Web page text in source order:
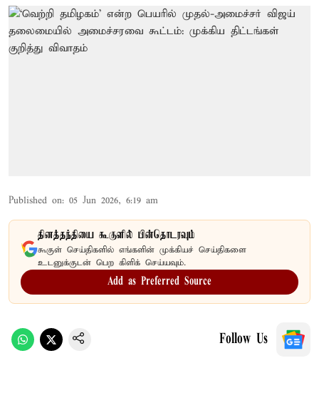
Published on: 05 Jun 2026, 6:19 am
தினத்தந்தியை கூகுளில் பின்தொடரவும்
கூகுள் செய்திகளில் எங்களின் முக்கியச் செய்திகளை
உடனுக்குடன் பெற கிளிக் செய்யவும்.
Add as Preferred Source
Follow Us